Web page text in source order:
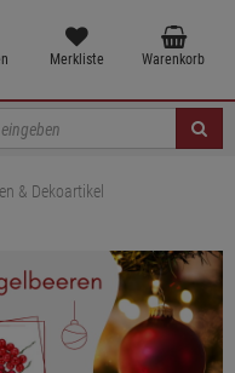
Merkliste Warenkorb
& Dekoartikel